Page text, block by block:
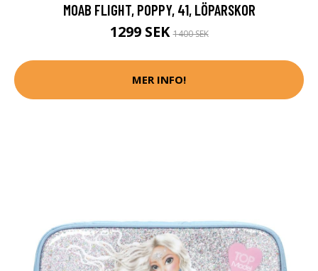
MOAB FLIGHT, POPPY, 41, LÖPARSKOR
1299 SEK1400 SEK
MER INFO!